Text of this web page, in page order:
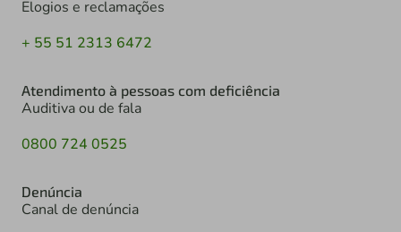
Elogios e reclamações
+ 55 51 2313 6472
Atendimento à pessoas com deficiência
Auditiva ou de fala
0800 724 0525
Denúncia
Canal de denúncia